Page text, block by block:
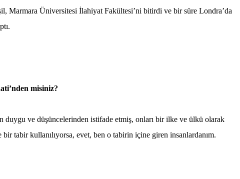
Marmara Üniversitesi İlahiyat Fakültesi’ni bitirdi ve bir süre Londra’da
misiniz?
ve düşüncelerinden istifade etmiş, onları bir ilke ve ülkü olarak
tabir kullanılıyorsa, evet, ben o tabirin içine giren insanlardanım.